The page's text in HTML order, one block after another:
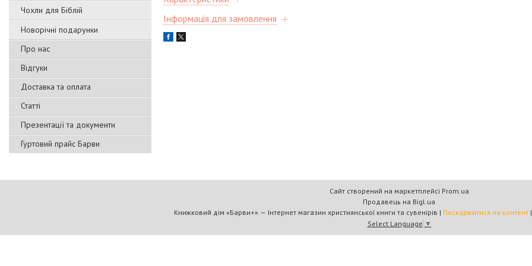
Чохли для Біблій
Новорічні подарунки
Про нас
Відгуки
Доставка та оплата
Статті
Презентації та документи
Гуртовий прайс Барви
Інформація для замовлення
Сайт створений на маркетплейсі Prom.ua
Продавець на Bigl.ua
Книжковий дім «Барви+» — Інтернет магазин християнської книги та сувенірів | Поскаржитися на контент |
Select Language ▼